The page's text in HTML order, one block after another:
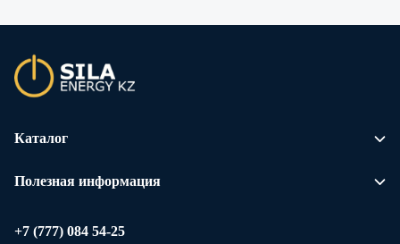
Каталог
Полезная информация
+7 (777) 084 54-25